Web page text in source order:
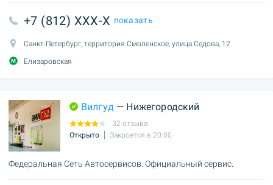
+7 (812) XXX-X показать
Санкт-Петербург, территория Смоленское, улица Седова, 12
Елизаровская
Вилгуд — Нижегородский
32 отзыва
Открыто
Закроется в 20:00
Федеральная Сеть Автосервисов. Официальный сервис.